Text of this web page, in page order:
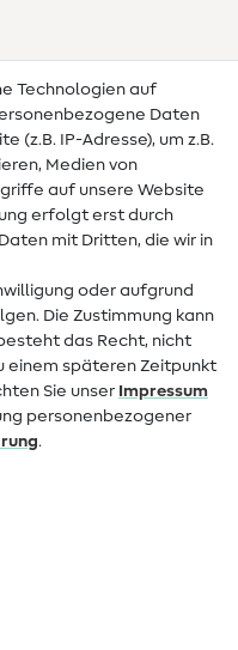
Technologien auf
Daten
(z.B. IP-Adresse), um z.B.
Medien von
auf unsere Website
erfolgt erst durch
mit Dritten, die wir in
oder aufgrund
Die Zustimmung kann
das Recht, nicht
einem späteren Zeitpunkt
Sie unser Impressum
personenbezogener
.